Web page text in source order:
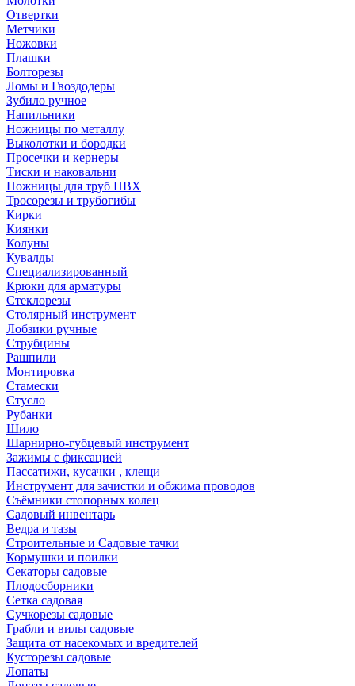
Отвертки
Метчики
Ножовки
Плашки
Болторезы
Ломы и Гвоздодеры
Зубило ручное
Напильники
Ножницы по металлу
Выколотки и бородки
Просечки и кернеры
Тиски и наковальни
Ножницы для труб ПВХ
Тросорезы и трубогибы
Кирки
Киянки
Колуны
Кувалды
Специализированный
Крюки для арматуры
Стеклорезы
Столярный инструмент
Лобзики ручные
Струбцины
Рашпили
Монтировка
Стамески
Стусло
Рубанки
Шило
Шарнирно-губцевый инструмент
Зажимы с фиксацией
Пассатижи, кусачки , клещи
Инструмент для зачистки и обжима проводов
Съёмники стопорных колец
Садовый инвентарь
Ведра и тазы
Строительные и Садовые тачки
Кормушки и поилки
Секаторы садовые
Плодосборники
Сетка садовая
Сучкорезы садовые
Грабли и вилы садовые
Защита от насекомых и вредителей
Кусторезы садовые
Лопаты